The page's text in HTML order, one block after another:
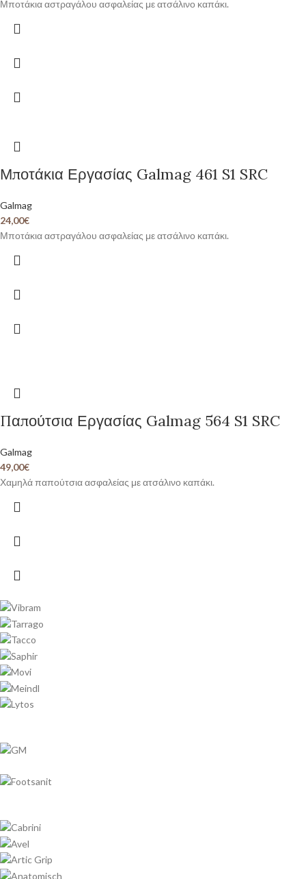
Μποτάκια αστραγάλου ασφαλείας με ατσάλινο καπάκι.
Μποτάκια Εργασίας Galmag 461 S1 SRC
Galmag
24,00€
Μποτάκια αστραγάλου ασφαλείας με ατσάλινο καπάκι.
Παπούτσια Εργασίας Galmag 564 S1 SRC
Galmag
49,00€
Χαμηλά παπούτσια ασφαλείας με ατσάλινο καπάκι.